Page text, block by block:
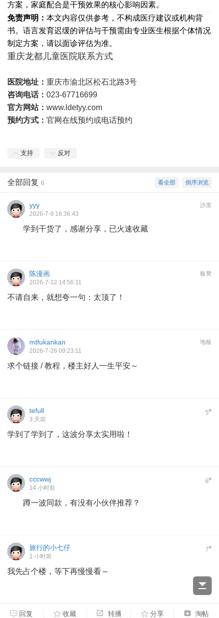
方案，家庭配合是干预效果的核心影响因素。
免责声明： 本文内容仅供参考，不构成医疗建议或机构背
书。语言发育迟缓的评估与干预需由专业医生根据个体情况
制定方案，请以面诊评估为准。
重庆龙都儿童医院联系方式
医院地址： 重庆市渝北区松石北路3号
咨询电话： 023-67716699
官方网站： www.ldetyy.com
预约方式： 官网在线预约或电话预约
支持 反对
倒序浏览
看全部
全部回复 6
沙发
yyy
2026-7-9 16:36:43
学到干货了，感谢分享，已火速收藏
板凳
陈漫画
2026-7-12 14:56:11
不请自来，就想夸一句：太顶了！
地板
mtfukankan
2026-7-26 09:23:11
求个链接 / 教程，楼主好人一生平安～
5#
tefull
3 天前
学到了学到了，这波分享太实用啦！
6#
cccwwj
14 小时前
蹲一波同款，有没有小伙伴推荐？
7#
旅行的小七仔
1 小时前
我先占个楼，等下再慢慢看～
回复 收藏 转播 分享 淘帖